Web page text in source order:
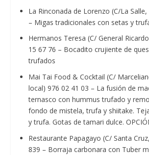
La Rinconada de Lorenzo (C/La
– Migas tradicionales con setas y
Hermanos Teresa (C/ General
15 67 76 – Bocadito crujiente de
trufados
Mai Tai Food & Cocktail (C/
local) 976 02 41 03 – La fusión de
ternasco con hummus trufado y
fondo de mistela, trufa y shiitake.
y trufa. Gotas de tamari dulce.
Restaurante Papagayo (C/ Santa
839 – Borraja carbonara con Tuber